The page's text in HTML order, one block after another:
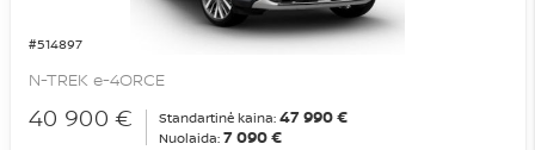
#514897
N-TREK e-4ORCE
40 900 € Standartinė kaina: 47 990 €
Nuolaida: 7 090 €